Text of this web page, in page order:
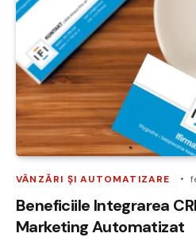
VÂNZĂRI ȘI AUTOMATIZARE
Beneficiile Integrarea
Marketing Automatizat